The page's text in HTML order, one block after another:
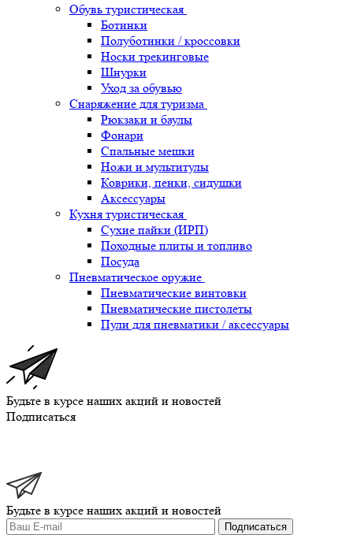
Обувь туристическая
Ботинки
Полуботинки / кроссовки
Носки трекинговые
Шнурки
Уход за обувью
Снаряжение для туризма
Рюкзаки и баулы
Фонари
Спальные мешки
Ножи и мультитулы
Коврики, пенки, сидушки
Аксессуары
Кухня туристическая
Сухие пайки (ИРП)
Походные плиты и топливо
Посуда
Пневматическое оружие
Пневматические винтовки
Пневматические пистолеты
Пули для пневматики / аксессуары
Будьте в курсе наших акций и новостей
Подписаться
Будьте в курсе наших акций и новостей
Подписаться